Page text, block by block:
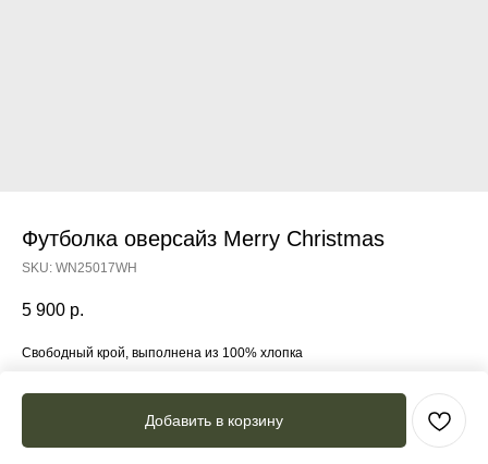
Футболка оверсайз Merry Christmas
SKU: WN25017WH
5 900 р.
Добавить в корзину
Свободный крой, выполнена из 100% хлопка
Состав: 100% хлопок